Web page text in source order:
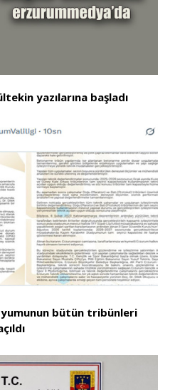
yazılarına başladı
bütün tribünleri